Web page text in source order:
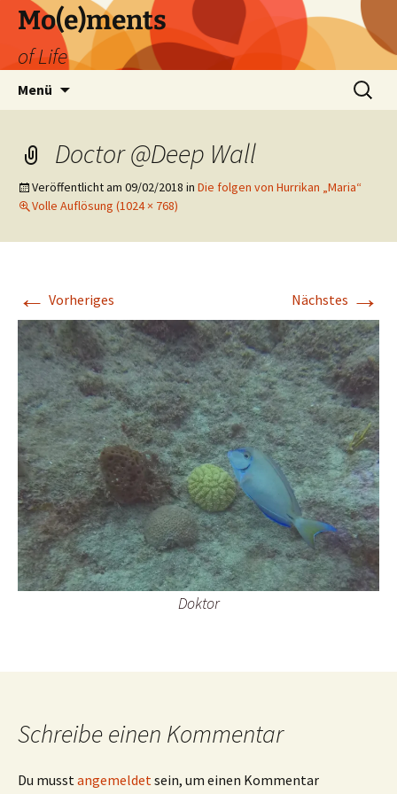
Zum
Inhalt
springen
Mo(e)ments
of Life
Menü
Suchen
nach:
Doctor @Deep Wall
Veröffentlicht am 09/02/2018 in Die folgen von Hurrikan „Maria“
Volle Auflösung (1024 × 768)
← Vorheriges Nächstes →
Doktor
Schreibe einen Kommentar
Du musstangemeldetsein, um einen Kommentar